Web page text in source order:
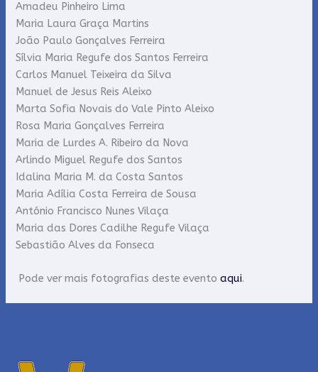
Amadeu Pinheiro Lima
Maria Laura Graça Martins
João Paulo Gonçalves Ferreira
Sílvia Maria Regufe dos Santos Ferreira
Carlos Manuel Teixeira da Silva
Manuel de Jesus Reis Aleixo
Marta Sofia Novais do Vale Pinto Aleixo
Rosa Maria Gonçalves Ferreira
Maria de Lurdes A. Ribeiro da Nova
Arlindo Miguel Regufe dos Santos
Idalina Maria M. da Costa Santos
Maria Adília Costa Ferreira de Sousa
António Francisco Nunes Vilaça
Maria das Dores Cadilhe Regufe Vilaça
Sebastião Alves da Fonseca
Pode ver mais fotografias deste eventoaqui.